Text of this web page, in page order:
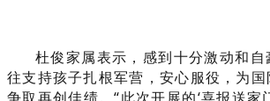
杜俊家属表示，感到十分激动和
往支持孩子扎根军营，安心服役，为国